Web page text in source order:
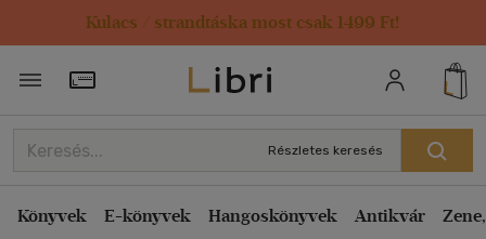
Kulacs / strandtáska most csak 1499 Ft!
Törzsvásárlói Kártya adatai
Részletes keresés
Könyvek E-könyvek Hangoskönyvek Antikvár